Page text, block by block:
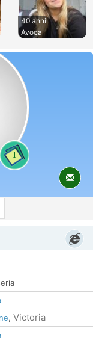
40 anni
Avoca
1
, Victoria